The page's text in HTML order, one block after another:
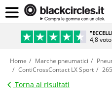
4,8
Home Marche pneumatici
ContiCrossContact LX Sport
Torna ai risultati